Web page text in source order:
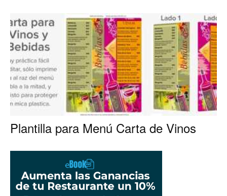
Marketing
para
Plantilla para Menú Carta de Vinos